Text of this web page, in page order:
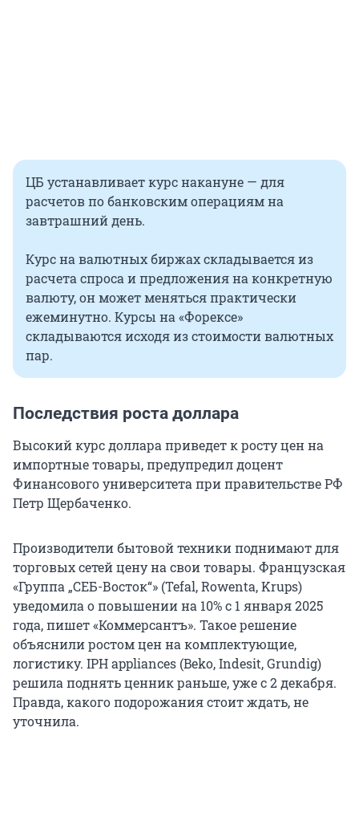
ЦБ устанавливает курс накануне — для
расчетов по банковским операциям на
завтрашний день.
Курс на валютных биржах складывается из
расчета спроса и предложения на конкретную
валюту, он может меняться практически
ежеминутно. Курсы на «Форексе»
складываются исходя из стоимости валютных
пар.
Последствия роста доллара
Высокий курс доллара приведет к росту цен на
импортные товары, предупредил доцент
Финансового университета при правительстве РФ
Петр Щербаченко.
Производители бытовой техники поднимают для
торговых сетей цену на свои товары. Французская
«Группа „СЕБ-Восток“» (Tefal, Rowenta, Krups)
уведомила о повышении на 10% с 1 января 2025
года, пишет «Коммерсантъ». Такое решение
объяснили ростом цен на комплектующие,
логистику. IPH appliances (Beko, Indesit, Grundig)
решила поднять ценник раньше, уже с 2 декабря.
Правда, какого подорожания стоит ждать, не
уточнила.